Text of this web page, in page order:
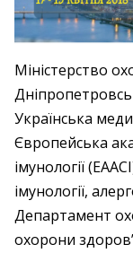
Міністерство
Українська
Європейська
імунології
імунології,
Департамент
охорони